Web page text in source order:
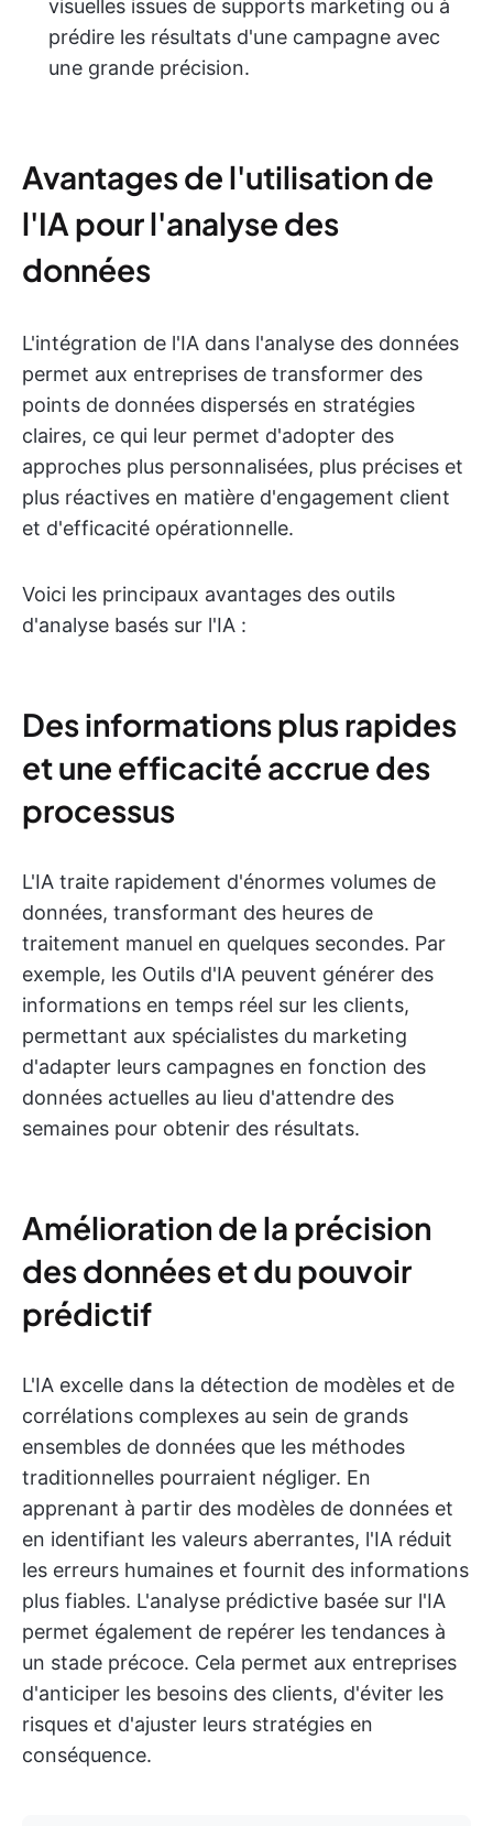
visuelles issues de supports marketing ou à
prédire les résultats d'une campagne avec
une grande précision.
Avantages de l'utilisation de
l'IA pour l'analyse des
données
L'intégration de l'IA dans l'analyse des données
permet aux entreprises de transformer des
points de données dispersés en stratégies
claires, ce qui leur permet d'adopter des
approches plus personnalisées, plus précises et
plus réactives en matière d'engagement client
et d'efficacité opérationnelle.
Voici les principaux avantages des outils
d'analyse basés sur l'IA :
Des informations plus rapides
et une efficacité accrue des
processus
L'IA traite rapidement d'énormes volumes de
données, transformant des heures de
traitement manuel en quelques secondes. Par
exemple, les Outils d'IA peuvent générer des
informations en temps réel sur les clients,
permettant aux spécialistes du marketing
d'adapter leurs campagnes en fonction des
données actuelles au lieu d'attendre des
semaines pour obtenir des résultats.
Amélioration de la précision
des données et du pouvoir
prédictif
L'IA excelle dans la détection de modèles et de
corrélations complexes au sein de grands
ensembles de données que les méthodes
traditionnelles pourraient négliger. En
apprenant à partir des modèles de données et
en identifiant les valeurs aberrantes, l'IA réduit
les erreurs humaines et fournit des informations
plus fiables. L'analyse prédictive basée sur l'IA
permet également de repérer les tendances à
un stade précoce. Cela permet aux entreprises
d'anticiper les besoins des clients, d'éviter les
risques et d'ajuster leurs stratégies en
conséquence.